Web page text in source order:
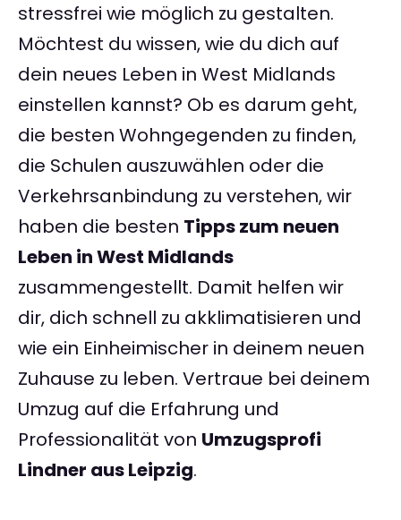
stressfrei wie möglich zu gestalten.
Möchtest du wissen, wie du dich auf
dein neues Leben in West Midlands
einstellen kannst? Ob es darum geht,
die besten Wohngegenden zu finden,
die Schulen auszuwählen oder die
Verkehrsanbindung zu verstehen, wir
haben die besten Tipps zum neuen
Leben in West Midlands
zusammengestellt. Damit helfen wir
dir, dich schnell zu akklimatisieren und
wie ein Einheimischer in deinem neuen
Zuhause zu leben. Vertraue bei deinem
Umzug auf die Erfahrung und
Professionalität von Umzugsprofi
Lindner aus Leipzig.